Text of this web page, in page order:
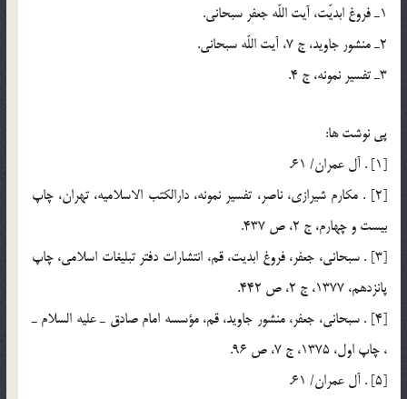
1ـ فروغ ابديّت، آيت اللّه جعفر سبحاني.
2ـ منشور جاويد، ج 7، آيت اللّه سبحاني.
3ـ تفسير نمونه، ج 4.
پي نوشت ها:
[1] . آل عمران/ 61.
[2] . مكارم شيرازي، ناصر، تفسير نمونه، دارالكتب الاسلاميه، تهران، چاپ
بيست و چهارم، ج 2، ص 437.
[3] . سبحاني، جعفر، فروغ ابديت، قم، انتشارات دفتر تبليغات اسلامي، چاپ
پانزدهم، 1377، ج 2، ص 442.
[4] . سبحاني، جعفر، منشور جاويد، قم، مؤسسه امام صادق ـ عليه السلام ـ
، چاپ اول، 1375، ج 7، ص 96.
[5] . آل عمران/ 61.